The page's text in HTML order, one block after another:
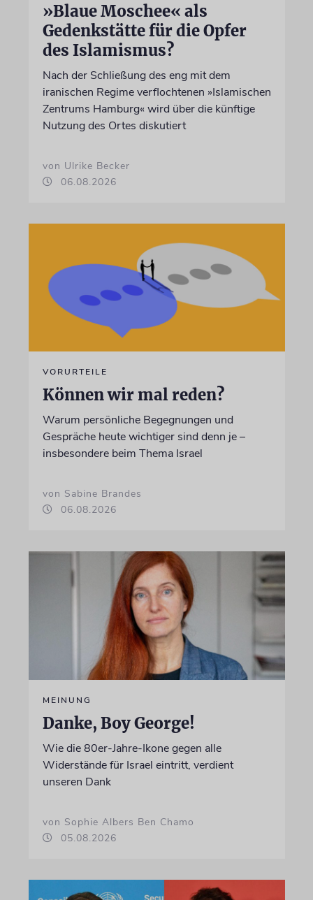
»Blaue Moschee« als
Gedenkstätte für die Opfer
des Islamismus?
Nach der Schließung des eng mit dem
iranischen Regime verflochtenen »Islamischen
Zentrums Hamburg« wird über die künftige
Nutzung des Ortes diskutiert
von Ulrike Becker
06.08.2026
VORURTEILE
Können wir mal reden?
Warum persönliche Begegnungen und
Gespräche heute wichtiger sind denn je –
insbesondere beim Thema Israel
von Sabine Brandes
06.08.2026
MEINUNG
Danke, Boy George!
Wie die 80er-Jahre-Ikone gegen alle
Widerstände für Israel eintritt, verdient
unseren Dank
von Sophie Albers Ben Chamo
05.08.2026